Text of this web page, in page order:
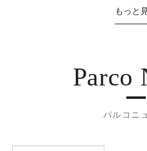
もっと
Parco
パルコニ